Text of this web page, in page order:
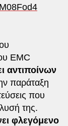
EMC
αντιποίνων
παράταξη
που
της.
φλεγόμενο